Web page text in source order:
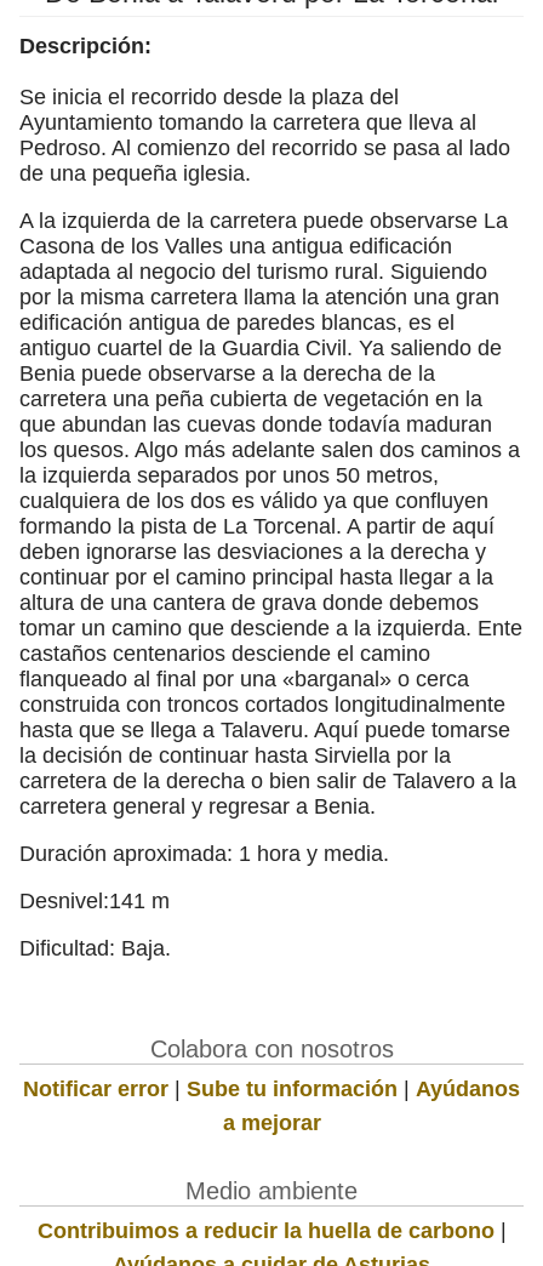
Descripción:
Se inicia el recorrido desde la plaza del
Ayuntamiento tomando la carretera que lleva al
Pedroso. Al comienzo del recorrido se pasa al lado
de una pequeña iglesia.
A la izquierda de la carretera puede observarse La
Casona de los Valles una antigua edificación
adaptada al negocio del turismo rural. Siguiendo
por la misma carretera llama la atención una gran
edificación antigua de paredes blancas, es el
antiguo cuartel de la Guardia Civil. Ya saliendo de
Benia puede observarse a la derecha de la
carretera una peña cubierta de vegetación en la
que abundan las cuevas donde todavía maduran
los quesos. Algo más adelante salen dos caminos a
la izquierda separados por unos 50 metros,
cualquiera de los dos es válido ya que confluyen
formando la pista de La Torcenal. A partir de aquí
deben ignorarse las desviaciones a la derecha y
continuar por el camino principal hasta llegar a la
altura de una cantera de grava donde debemos
tomar un camino que desciende a la izquierda. Ente
castaños centenarios desciende el camino
flanqueado al final por una «barganal» o cerca
construida con troncos cortados longitudinalmente
hasta que se llega a Talaveru. Aquí puede tomarse
la decisión de continuar hasta Sirviella por la
carretera de la derecha o bien salir de Talavero a la
carretera general y regresar a Benia.
Duración aproximada: 1 hora y media.
Desnivel:141 m
Dificultad: Baja.
Colabora con nosotros
Notificar error | Sube tu información | Ayúdanos
a mejorar
Medio ambiente
Contribuimos a reducir la huella de carbono|